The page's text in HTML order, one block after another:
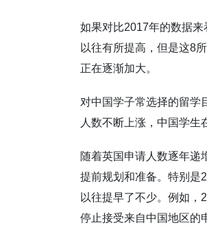
如果对比2017年的数据
以往有所提高，但是这8
正在逐渐加大。
对中国学子常选择的留学
人数不断上涨，中国学生
随着英国申请人数逐年递
提前规划和准备。特别是
以往提早了不少。例如
停止接受来自中国地区的